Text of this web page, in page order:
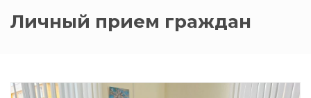
Личный прием граждан